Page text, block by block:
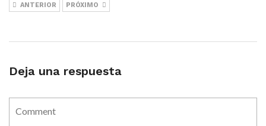
ANTERIOR PRÓXIMO
Deja una respuesta